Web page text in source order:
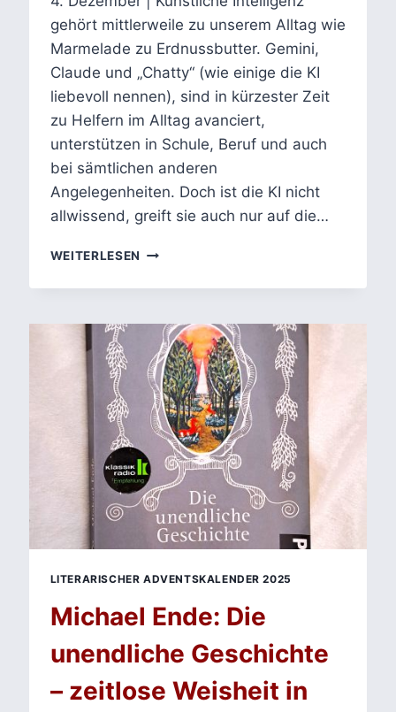
gehört mittlerweile zu unserem Alltag wie
Marmelade zu Erdnussbutter. Gemini,
Claude und „Chatty“ (wie einige die KI
liebevoll nennen), sind in kürzester Zeit
zu Helfern im Alltag avanciert,
unterstützen in Schule, Beruf und auch
bei sämtlichen anderen
Angelegenheiten. Doch ist die KI nicht
allwissend, greift sie auch nur auf die…
WEITERLESEN NEXUS
DIE
WAHRHEIT
ÜBER
KI,
MACHT
UND
INFORMATIONSNETZWERKE
LITERARISCHER ADVENTSKALENDER 2025
Michael Ende: Die
unendliche Geschichte
– zeitlose Weisheit in